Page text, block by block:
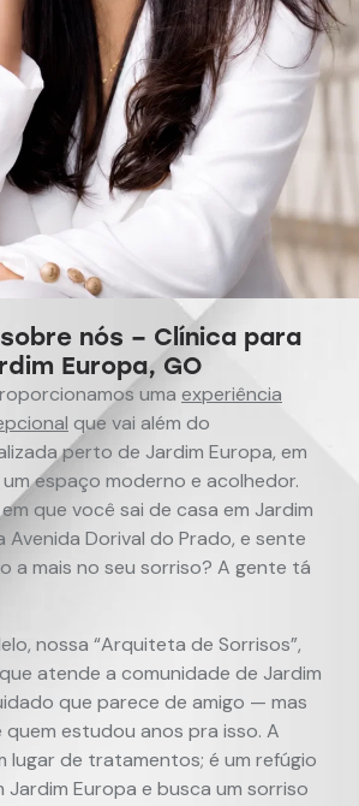
nós – Clínica para
Europa, GO
uma experiência
que vai além do
perto de Jardim Europa, em
um espaço moderno e acolhedor.
que você sai de casa em Jardim
Avenida Dorival do Prado, e sente
a mais no seu sorriso? A gente tá
nossa “Arquiteta de Sorrisos”,
atende a comunidade de Jardim
que parece de amigo — mas
estudou anos pra isso. A
lugar de tratamentos; é um refúgio
Jardim Europa e busca um sorriso